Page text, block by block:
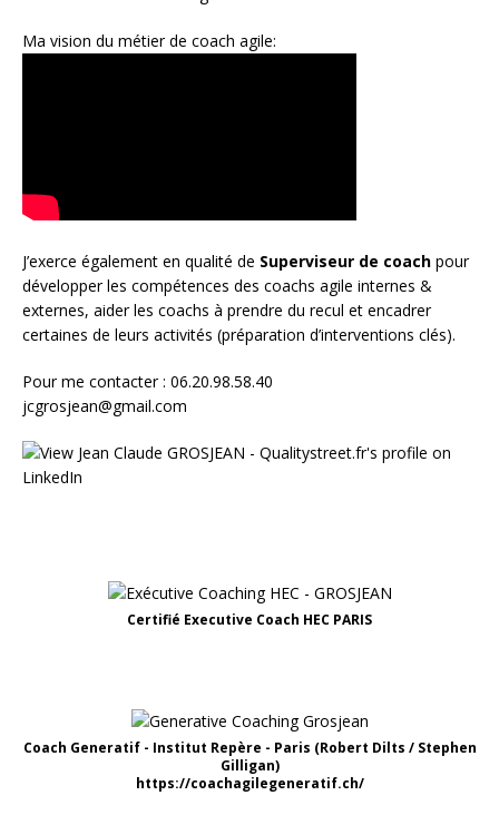
Ma vision du métier de coach agile:
J’exerce également en qualité de Superviseur de coach pour
développer les compétences des coachs agile internes &
externes, aider les coachs à prendre du recul et encadrer
certaines de leurs activités (préparation d’interventions clés).
Pour me contacter : 06.20.98.58.40
jcgrosjean@gmail.com
Certifié Executive Coach HEC PARIS
Coach Generatif - Institut Repère - Paris (Robert Dilts / Stephen
Gilligan)
https://coachagilegeneratif.ch/